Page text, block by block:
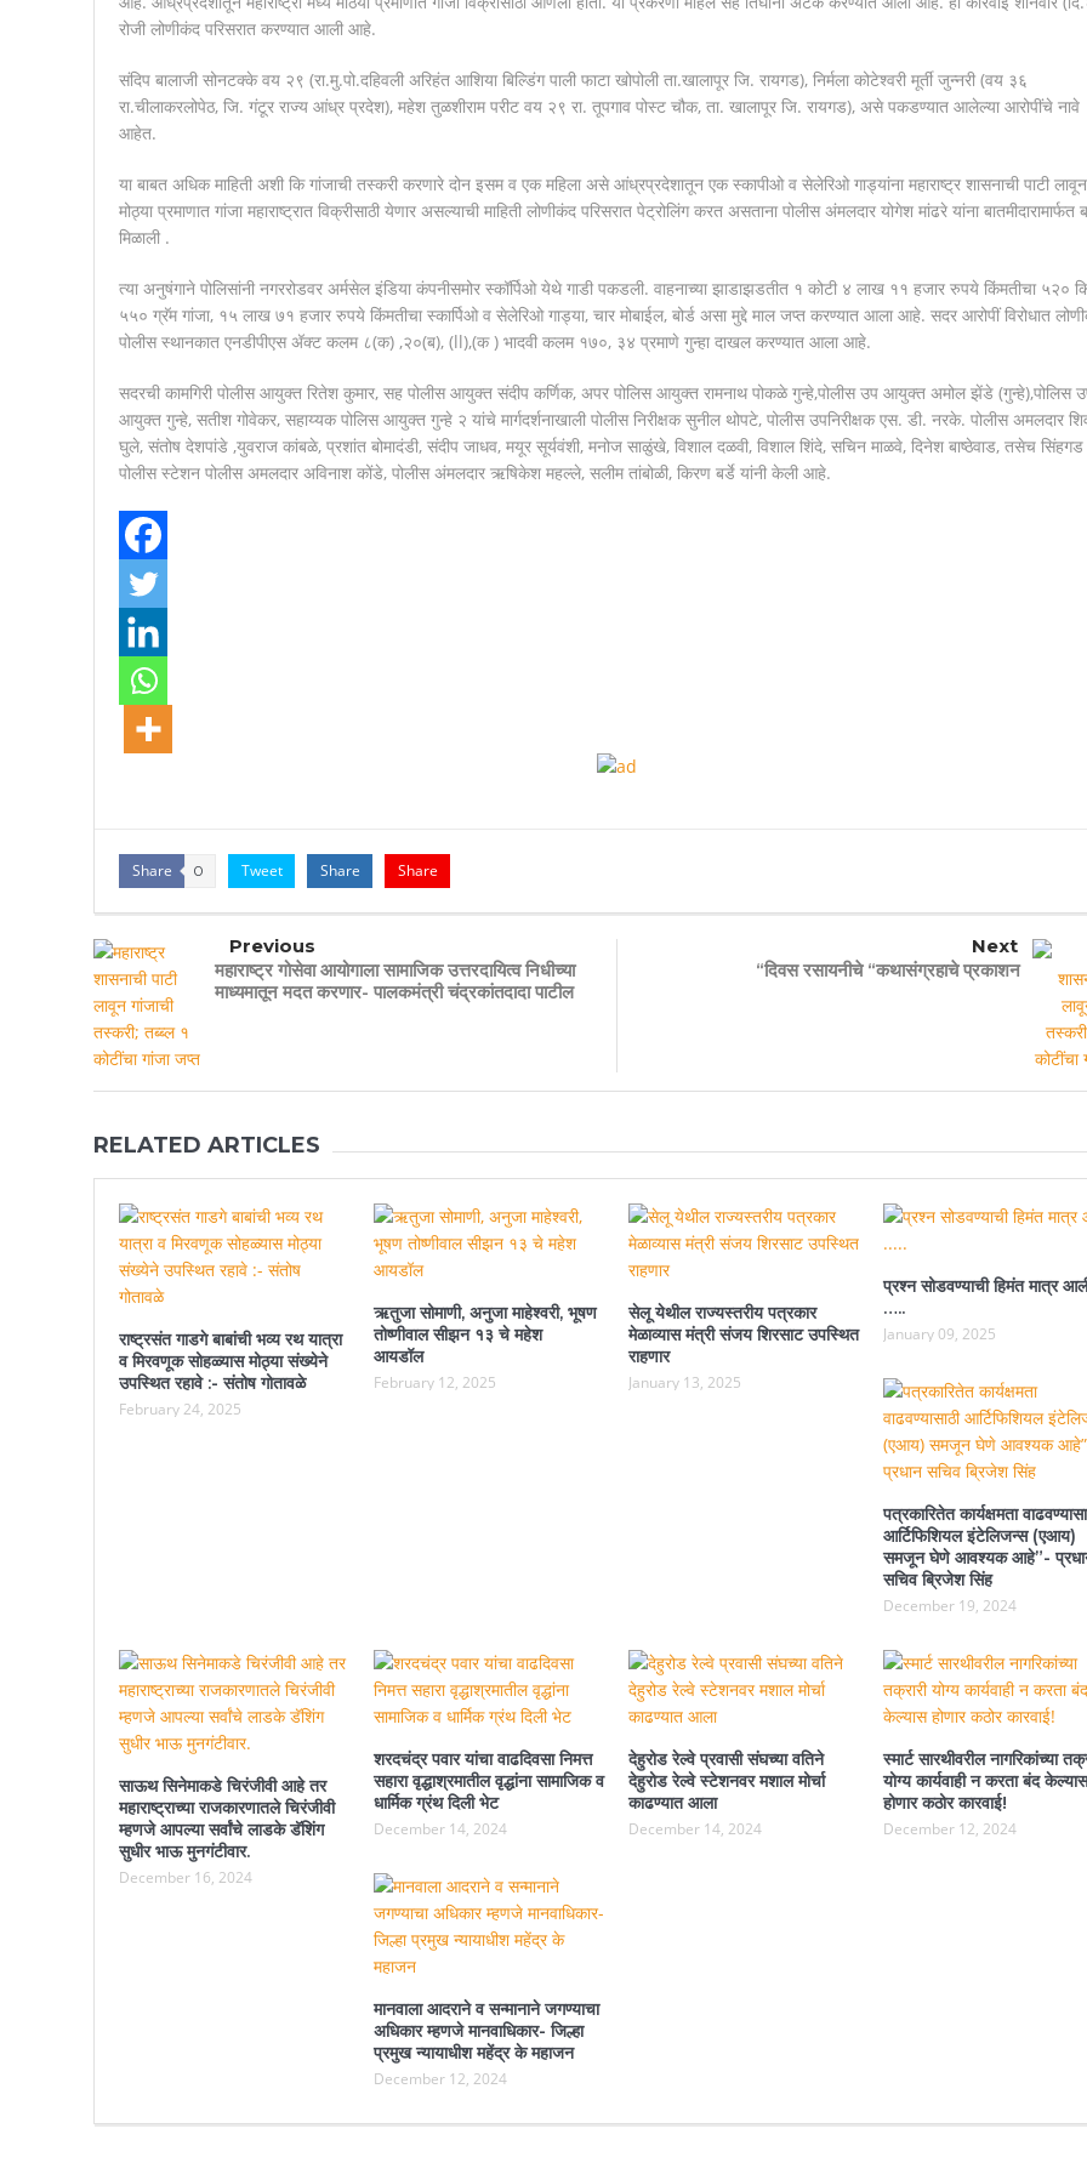
रोजी लोणीकंद परिसरात करण्यात आली आहे.
संदिप बालाजी सोनटक्के वय २९ (रा.मु.पो.दहिवली अरिहंत आशिया बिल्डिंग पाली फाटा खोपोली ता.खालापूर जि. रायगड), निर्मला कोटेश्वरी मूर्ती जुन्नरी (वय ३६
रा.चीलाकरलोपेठ, जि. गंटूर राज्य आंध्र प्रदेश), महेश तुळशीराम परीट वय २९ रा. तूपगाव पोस्ट चौक, ता. खालापूर जि. रायगड), असे पकडण्यात आलेल्या आरोपींचे नावे
आहेत.
या बाबत अधिक माहिती अशी कि गांजाची तस्करी करणारे दोन इसम व एक महिला असे आंध्रप्रदेशातून एक स्कापीओ व सेलेरिओ गाड्यांना महाराष्ट्र शासनाची पाटी लावून
मोठ्या प्रमाणात गांजा महाराष्ट्रात विक्रीसाठी येणार असल्याची माहिती लोणीकंद परिसरात पेट्रोलिंग करत असताना पोलीस अंमलदार योगेश मांढरे यांना बातमीदारामार्फत
मिळाली .
त्या अनुषंगाने पोलिसांनी नगररोडवर अर्मसेल इंडिया कंपनीसमोर स्कॉर्पिओ येथे गाडी पकडली. वाहनाच्या झाडाझडतीत १ कोटी ४ लाख ११ हजार रुपये किंमतीचा ५२०
५५० ग्रॅम गांजा, १५ लाख ७१ हजार रुपये किंमतीचा स्कार्पिओ व सेलेरिओ गाड्या, चार मोबाईल, बोर्ड असा मुद्दे माल जप्त करण्यात आला आहे. सदर आरोपीं विरोधात
पोलीस स्थानकात एनडीपीएस अ‍ॅक्ट कलम ८(क) ,२०(ब), (ll),(क ) भादवी कलम १७०, ३४ प्रमाणे गुन्हा दाखल करण्यात आला आहे.
सदरची कामगिरी पोलीस आयुक्त रितेश कुमार, सह पोलीस आयुक्त संदीप कर्णिक, अपर पोलिस आयुक्त रामनाथ पोकळे गुन्हे,पोलीस उप आयुक्त अमोल झेंडे (गुन्हे),पोलिस
आयुक्त गुन्हे, सतीश गोवेकर, सहाय्यक पोलिस आयुक्त गुन्हे २ यांचे मार्गदर्शनाखाली पोलीस निरीक्षक सुनील थोपटे, पोलीस उपनिरीक्षक एस. डी. नरके. पोलीस अमलदार
घुले, संतोष देशपांडे ,युवराज कांबळे, प्रशांत बोमादंडी, संदीप जाधव, मयूर सूर्यवंशी, मनोज साळुंखे, विशाल दळवी, विशाल शिंदे, सचिन माळवे, दिनेश बाष्ठेवाड, तसेच सिंहगड
पोलीस स्टेशन पोलीस अमलदार अविनाश कोंडे, पोलीस अंमलदार ऋषिकेश महल्ले, सलीम तांबोळी, किरण बर्डे यांनी केली आहे.
Share 0 Tweet Share Share
Previous
महाराष्ट्र गोसेवा आयोगाला सामाजिक उत्तरदायित्व निधीच्या
माध्यमातून मदत करणार- पालकमंत्री चंद्रकांतदादा पाटील
Next
“दिवस रसायनीचे “कथासंग्रहाचे प्रकाशन
RELATED ARTICLES
राष्ट्रसंत गाडगे बाबांची भव्य रथ यात्रा
व मिरवणूक सोहळ्यास मोठ्या संख्येने
उपस्थित रहावे :- संतोष गोतावळे
February 24, 2025
ऋतुजा सोमाणी, अनुजा माहेश्वरी, भूषण
तोष्णीवाल सीझन १३ चे महेश
आयडॉल
February 12, 2025
सेलू येथील राज्यस्तरीय पत्रकार
मेळाव्यास मंत्री संजय शिरसाट उपस्थित
राहणार
January 13, 2025
प्रश्न सोडवण्याची हिमंत मात्र
…..
January 09, 2025
पत्रकारितेत कार्यक्षमता
आर्टिफिशियल इंटेलिजन्स (एआय)
समजून घेणे आवश्यक आहे”-
सचिव ब्रिजेश सिंह
December 19, 2024
साऊथ सिनेमाकडे चिरंजीवी आहे तर
महाराष्ट्राच्या राजकारणातले चिरंजीवी
म्हणजे आपल्या सर्वांचे लाडके डॅशिंग
सुधीर भाऊ मुनगंटीवार.
December 16, 2024
शरदचंद्र पवार यांचा वाढदिवसा निमत्त
सहारा वृद्धाश्रमातील वृद्धांना सामाजिक व
धार्मिक ग्रंथ दिली भेट
December 14, 2024
देहुरोड रेल्वे प्रवासी संघच्या वतिने
देहुरोड रेल्वे स्टेशनवर मशाल मोर्चा
काढण्यात आला
December 14, 2024
स्मार्ट सारथीवरील नागरिकांच्या
योग्य कार्यवाही न करता बंद केल्यास
होणार कठोर कारवाई!
December 12, 2024
मानवाला आदराने व सन्मानाने जगण्याचा
अधिकार म्हणजे मानवाधिकार- जिल्हा
प्रमुख न्यायाधीश महेंद्र के महाजन
December 12, 2024